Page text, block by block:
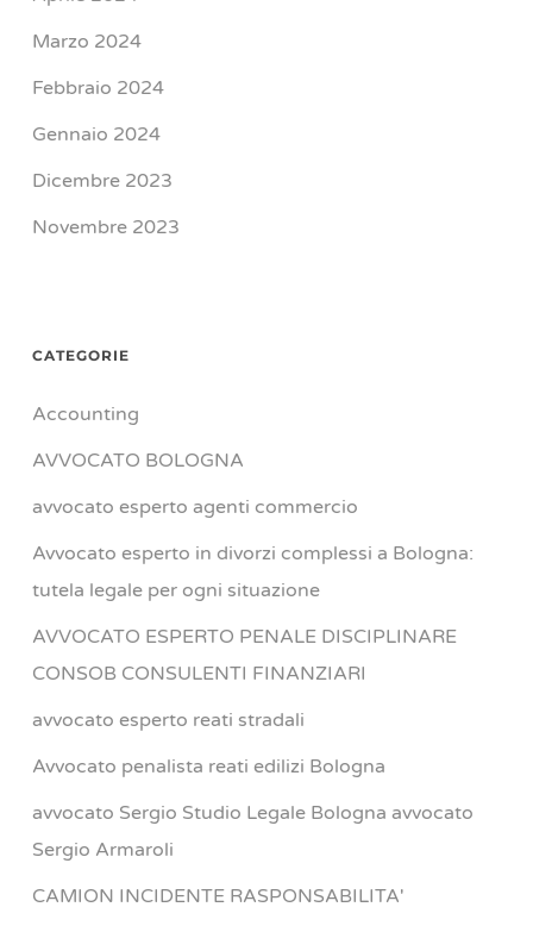
Marzo 2024
Febbraio 2024
Gennaio 2024
Dicembre 2023
Novembre 2023
CATEGORIE
Accounting
AVVOCATO BOLOGNA
avvocato esperto agenti commercio
Avvocato esperto in divorzi complessi a Bologna:
tutela legale per ogni situazione
AVVOCATO ESPERTO PENALE DISCIPLINARE
CONSOB CONSULENTI FINANZIARI
avvocato esperto reati stradali
Avvocato penalista reati edilizi Bologna
avvocato Sergio Studio Legale Bologna avvocato
Sergio Armaroli
CAMION INCIDENTE RASPONSABILITA'